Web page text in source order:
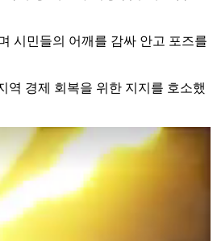
시민들의 어깨를 감싸 안고 포즈를
역 경제 회복을 위한 지지를 호소했